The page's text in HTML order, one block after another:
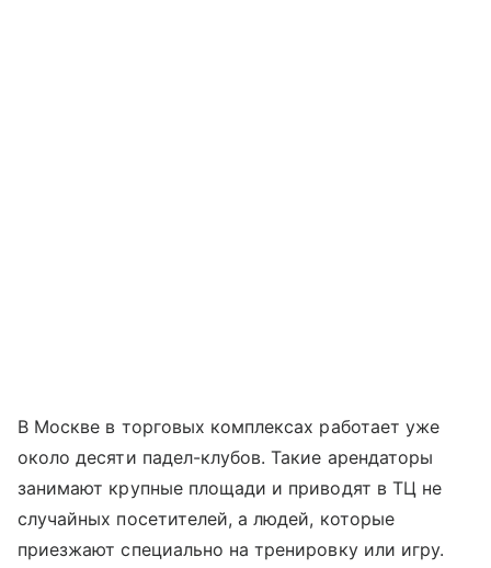
В Москве в торговых комплексах работает уже
около десяти падел-клубов. Такие арендаторы
занимают крупные площади и приводят в ТЦ не
случайных посетителей, а людей, которые
приезжают специально на тренировку или игру.